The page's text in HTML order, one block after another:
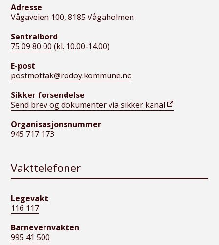
Adresse
Vågaveien 100, 8185 Vågaholmen
Sentralbord
75 09 80 00 (kl. 10.00-14.00)
E-post
postmottak@rodoy.kommune.no
Sikker forsendelse
Send brev og dokumenter via sikker kanal
Organisasjonsnummer
945 717 173
Vakttelefoner
Legevakt
116 117
Barnevernvakten
995 41 500